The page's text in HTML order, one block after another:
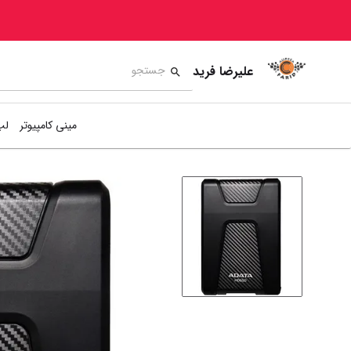
علیرضا فرید
مینی کامپیوتر